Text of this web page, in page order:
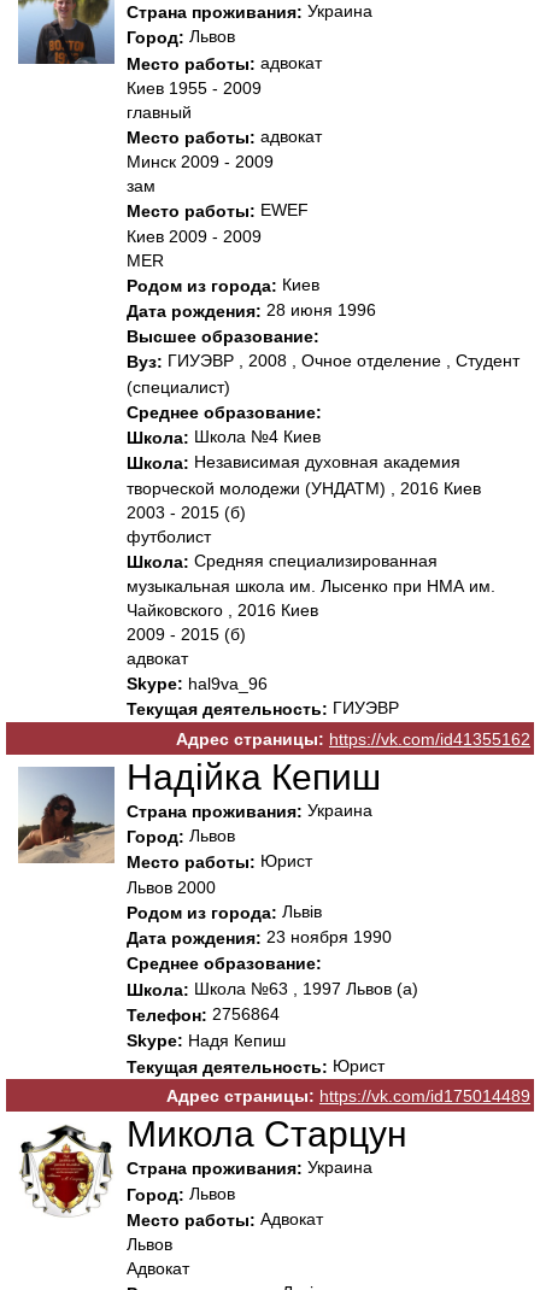
Страна проживания: Украина
Город: Львов
Место работы: адвокат
Киев 1955 - 2009
главный
Место работы: адвокат
Минск 2009 - 2009
зам
Место работы: EWEF
Киев 2009 - 2009
MER
Родом из города: Киев
Дата рождения: 28 июня 1996
Высшее образование:
Вуз: ГИУЭВР , 2008 , Очное отделение , Студент
(специалист)
Среднее образование:
Школа: Школа №4 Киев
Школа: Независимая духовная академия
творческой молодежи (УНДАТМ) , 2016 Киев
2003 - 2015 (б)
футболист
Школа: Средняя специализированная
музыкальная школа им. Лысенко при НМА им.
Чайковского , 2016 Киев
2009 - 2015 (б)
адвокат
Skype: hal9va_96
Текущая деятельность: ГИУЭВР
Адрес страницы: https://vk.com/id41355162
Надійка Кепиш
Страна проживания: Украина
Город: Львов
Место работы: Юрист
Львов 2000
Родом из города: Львів
Дата рождения: 23 ноября 1990
Среднее образование:
Школа: Школа №63 , 1997 Львов (а)
Телефон: 2756864
Skype: Надя Кепиш
Текущая деятельность: Юрист
Адрес страницы: https://vk.com/id175014489
Микола Старцун
Страна проживания: Украина
Город: Львов
Место работы: Адвокат
Львов
Адвокат